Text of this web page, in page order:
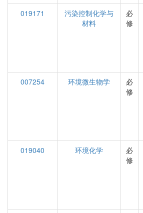
019171
污染控制化学与
材料
必
修
007254
环境微生物学
必
修
019040
环境化学
必
修